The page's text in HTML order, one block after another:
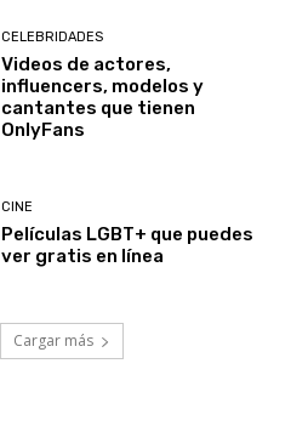
CELEBRIDADES
Videos de actores,
influencers, modelos y
cantantes que tienen
OnlyFans
CINE
Películas LGBT+ que puedes
ver gratis en línea
Cargar más